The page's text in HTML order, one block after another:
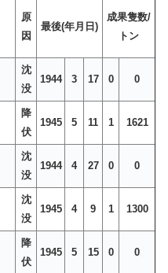
原
因
最後(年月日)
成果隻数/
トン
沈
没
1944 3 17 0 0
降
伏
1945 5 11 1 1621
沈
没
1944 4 27 0 0
沈
没
1945 4 9 1 1300
降
伏
1945 5 15 0 0